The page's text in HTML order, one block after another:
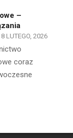
–
8 LUTEGO, 2026
coraz